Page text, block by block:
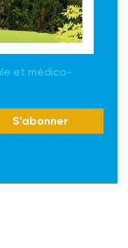
et médico-
S'abonner